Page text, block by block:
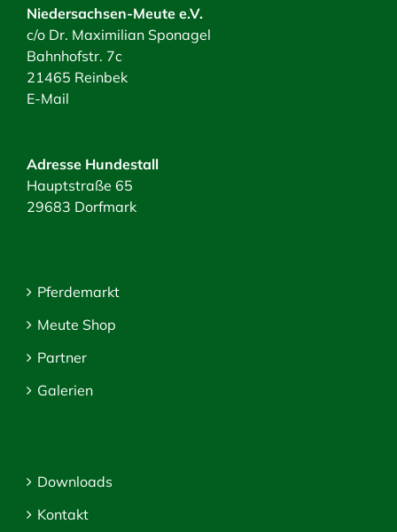
Niedersachsen-Meute e.V.
c/o Dr. Maximilian Sponagel
Bahnhofstr. 7c
21465 Reinbek
E-Mail
Adresse Hundestall
Hauptstraße 65
29683 Dorfmark
Pferdemarkt
Meute Shop
Partner
Galerien
Downloads
Kontakt